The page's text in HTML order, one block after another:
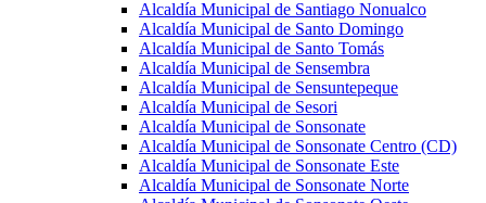
Alcaldía Municipal de Santiago Nonualco
Alcaldía Municipal de Santo Domingo
Alcaldía Municipal de Santo Tomás
Alcaldía Municipal de Sensembra
Alcaldía Municipal de Sensuntepeque
Alcaldía Municipal de Sesori
Alcaldía Municipal de Sonsonate
Alcaldía Municipal de Sonsonate Centro (CD)
Alcaldía Municipal de Sonsonate Este
Alcaldía Municipal de Sonsonate Norte